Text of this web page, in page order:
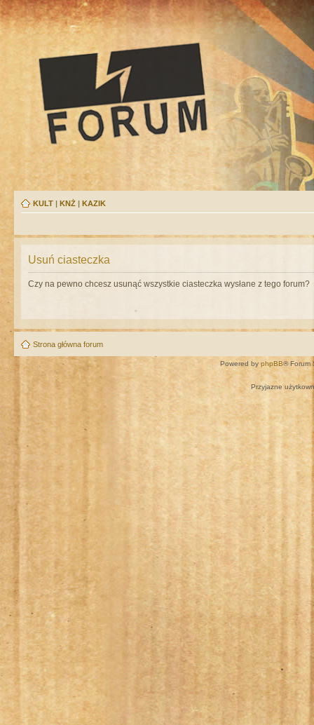
KULT | KNŻ | KAZIK
Usuń ciasteczka
Czy na pewno chcesz usunąć wszystkie ciasteczka wysłane z tego forum?
Strona główna forum
Powered by phpBB® Forum
Przyjazne